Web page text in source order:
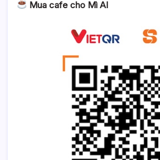
Mua cafe cho Mì AI